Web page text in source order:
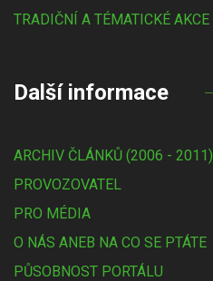
TRADIČNÍ A TÉMATICKÉ AKCE
Další informace
ARCHIV ČLÁNKŮ (2006 - 2011)
PROVOZOVATEL
PRO MÉDIA
O NÁS ANEB NA CO SE PTÁTE
PŮSOBNOST PORTÁLU